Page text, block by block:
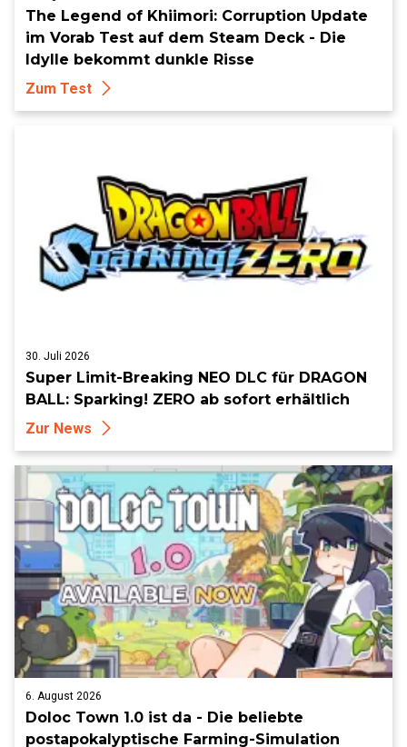
The Legend of Khiimori: Corruption Update
im Vorab Test auf dem Steam Deck - Die
Idylle bekommt dunkle Risse
Zum Test
30. Juli 2026
Super Limit-Breaking NEO DLC für DRAGON
BALL: Sparking! ZERO ab sofort erhältlich
Zur News
6. August 2026
Doloc Town 1.0 ist da - Die beliebte
postapokalyptische Farming-Simulation